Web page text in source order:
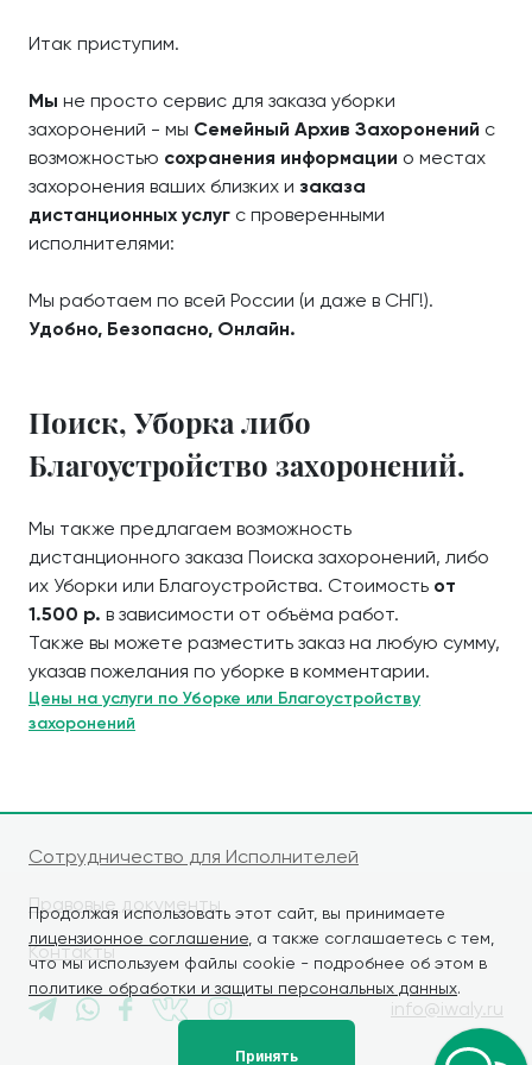
Продолжая использовать этот сайт, вы принимаете
лицензионное соглашение , а также соглашаетесь с тем,
что мы используем файлы cookie - подробнее об этом в
политике обработки и защиты персональных данных.
Принять
Итак приступим.
Мы не просто сервис для заказа уборки
захоронений - мы Семейный Архив Захоронений с
возможностью сохранения информации о местах
захоронения ваших близких и заказа
дистанционных услуг с проверенными
исполнителями:
Мы работаем по всей России (и даже в СНГ!).
Удобно, Безопасно, Онлайн.
Поиск, Уборка либо
Благоустройство захоронений.
Мы также предлагаем возможность
дистанционного заказа Поиска захоронений, либо
их Уборки или Благоустройства. Стоимость от
1.500 р. в зависимости от объёма работ.
Также вы можете разместить заказ на любую сумму,
указав пожелания по уборке в комментарии.
Цены на услуги по Уборке или Благоустройству
захоронений
Сотрудничество для Исполнителей
Правовые документы
Контакты
info@iwaly.ru